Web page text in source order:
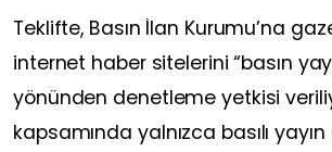
Teklifte, Basın İlan Kurumu’na
internet haber sitelerini “basın
yönünden denetleme yetkisi
kapsamında yalnızca basılı